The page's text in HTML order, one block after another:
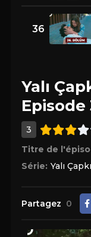
36
Yalı
Episode
3
Titre de
Série: Yalı
Partagez 0